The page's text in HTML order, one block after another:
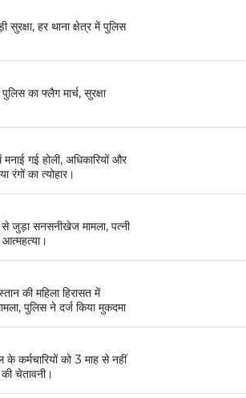
हर थाना क्षेत्र में पुलिस
का फ्लैग मार्च, सुरक्षा
गई होली, अधिकारियों और
रंगों का त्योहार।
जुड़ा सनसनीखेज मामला, पत्नी
की महिला हिरासत में
पुलिस ने दर्ज किया मुकदमा
कर्मचारियों को 3 माह से नहीं
की चेतावनी।